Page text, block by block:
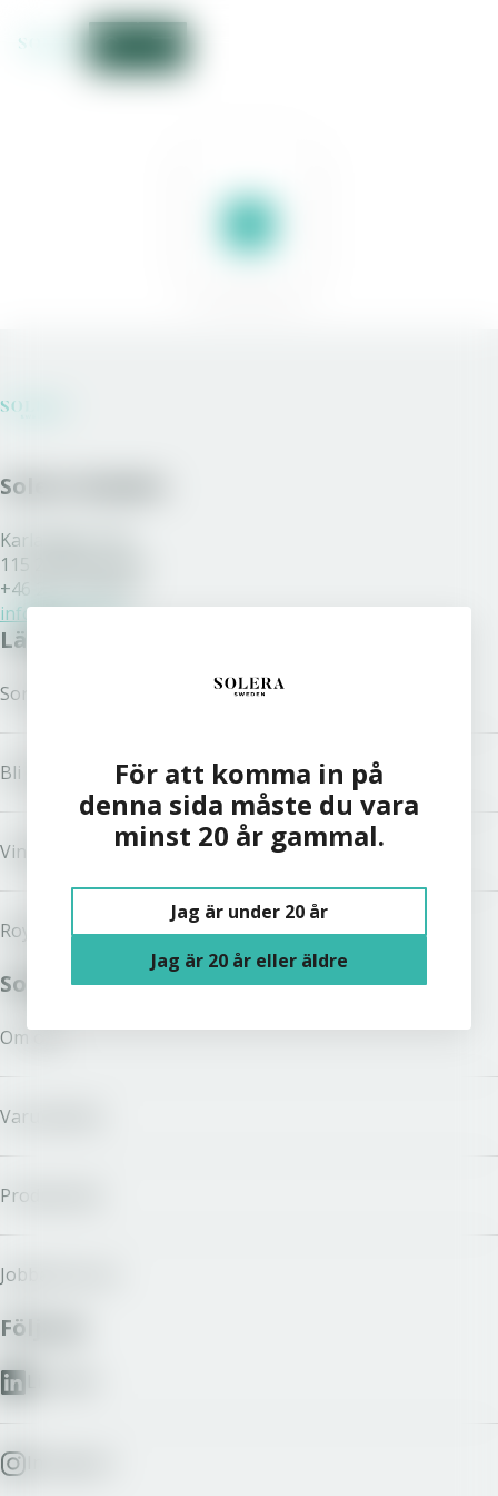
För att komma in på
denna sida måste du vara
minst 20 år gammal.
Jag är under 20 år
Jag är 20 år eller äldre
Solera Sweden
Karlavägen 108
115 26 Stockholm
+46 200 77 80 70
info@solera.se
Länkar
Sortiment
Bli kund
Vinston
Royal Unibrew
Solera
Om oss
Varumärken
Producenter
Jobba hos oss
Följ oss